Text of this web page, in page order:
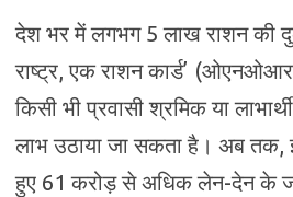
देश भर में लगभग 5 लाख राशन की
राष्ट्र, एक राशन कार्ड’
किसी भी प्रवासी श्रमिक या
लाभ उठाया जा सकता है। अब तक,
हुए 61 करोड़ से अधिक लेन-देन के